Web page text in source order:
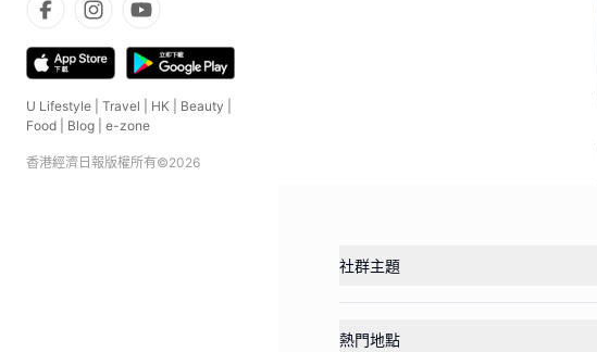
U Lifestyle Travel HK Beauty
Food
Blog e-zone
香港經濟日報版權所有©2026
社群主題
熱門地點